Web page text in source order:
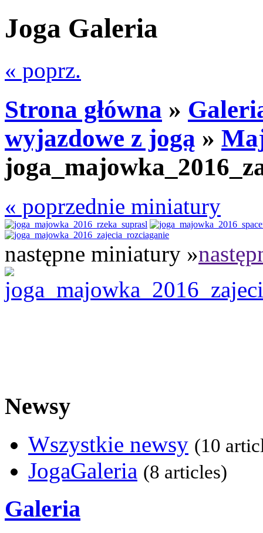
Joga Galeria
« poprz.
Strona główna »
wyjazdowe z jogą »
« poprzednie miniatury
następne miniatury »
Newsy
Wszystkie newsy (10
JogaGaleria (8 articles)
Galeria